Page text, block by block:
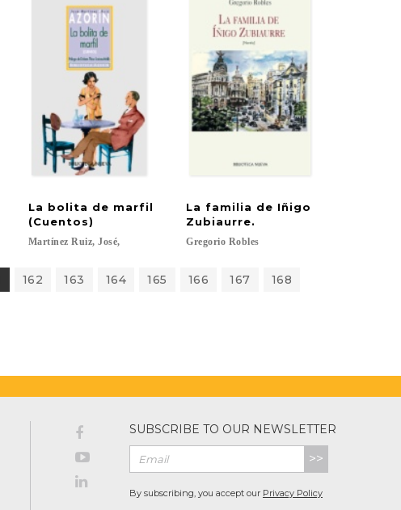
La bolita de marfil
(Cuentos)
Martínez Ruiz, José,
La familia de Iñigo
Zubiaurre.
Gregorio Robles
162 163 164 165 166 167 168
SUBSCRIBE TO OUR NEWSLETTER
>>
By subscribing, you accept our Privacy Policy